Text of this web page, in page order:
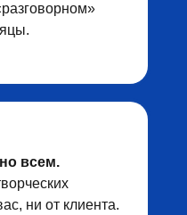
всем.
ни от клиента.